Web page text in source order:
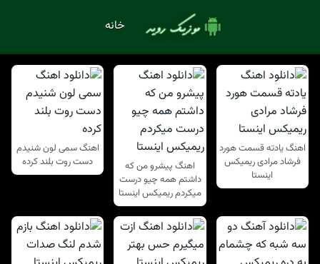
خانه
اهنگ یادته قسمت هورد
فرشاد مرادی ریمیکس
اینستا
اهنگ پیشرو من که
داشتم همه چیو درست
میکردم ریمیکس اینستا
اهنگ سمی لون شنیدم
دست روت بلند کرده